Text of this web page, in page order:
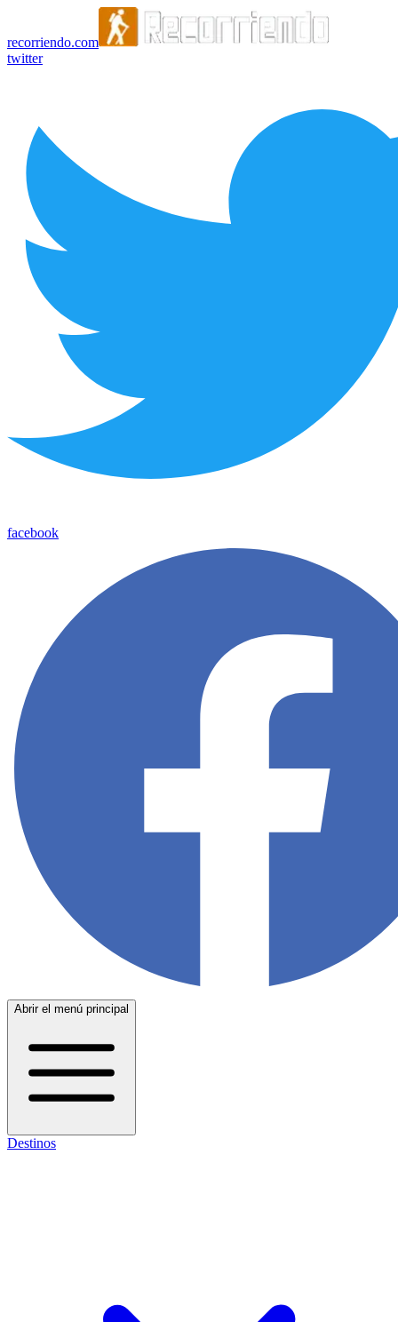
recorriendo.com
twitter
facebook
Abrir el menú principal
Destinos